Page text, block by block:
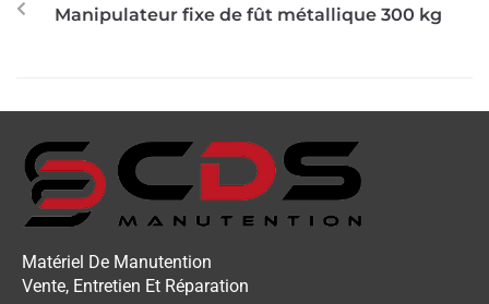
Manipulateur fixe de fût métallique 300 kg
Matériel De Manutention
Vente, Entretien Et Réparation